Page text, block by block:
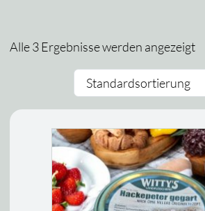
Alle 3 Ergebnisse werden angezeigt